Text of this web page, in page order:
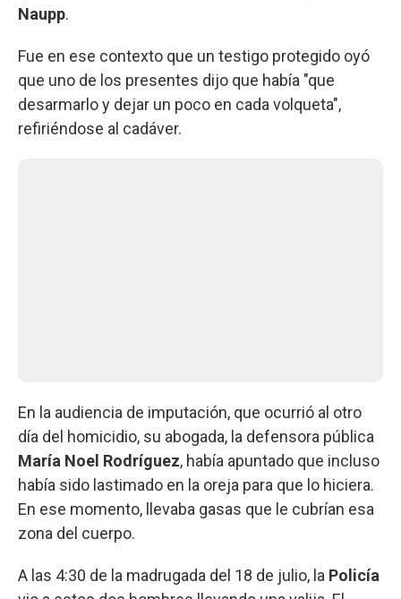
Naupp.
Fue en ese contexto que un testigo protegido oyó
que uno de los presentes dijo que había "que
desarmarlo y dejar un poco en cada volqueta",
refiriéndose al cadáver.
En la audiencia de imputación, que ocurrió al otro
día del homicidio, su abogada, la defensora pública
María Noel Rodríguez, había apuntado que incluso
había sido lastimado en la oreja para que lo hiciera.
En ese momento, llevaba gasas que le cubrían esa
zona del cuerpo.
A las 4:30 de la madrugada del 18 de julio, la Policía